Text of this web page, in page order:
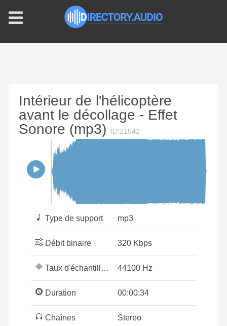
Intérieur de l'hélicoptère
avant le décollage - Effet
Sonore (mp3)
ID:21542
Type de support mp3
Débit binaire 320 Kbps
Taux d'échantillonnage 44100 Hz
Duration 00:00:34
Chaînes Stereo